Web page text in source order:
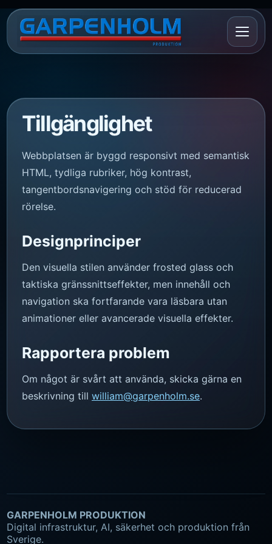
Tillgänglighet
Webbplatsen är byggd responsivt med semantisk
HTML, tydliga rubriker, hög kontrast,
tangentbordsnavigering och stöd för reducerad
rörelse.
Designprinciper
Den visuella stilen använder frosted glass och
taktiska gränssnittseffekter, men innehåll och
navigation ska fortfarande vara läsbara utan
animationer eller avancerade visuella effekter.
Rapportera problem
Om något är svårt att använda, skicka gärna en
beskrivning till william@garpenholm.se.
GARPENHOLM PRODUKTION
Digital infrastruktur, AI, säkerhet och produktion från
Sverige.